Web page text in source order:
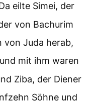
eilte Simei, der
von Bachurim
von Juda herab,
und mit ihm waren
Ziba, der Diener
Söhne und